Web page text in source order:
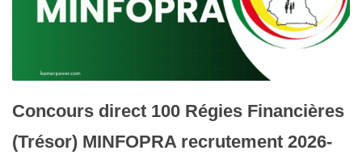
Concours direct 100 Régies Financières
(Trésor) MINFOPRA recrutement 2026-